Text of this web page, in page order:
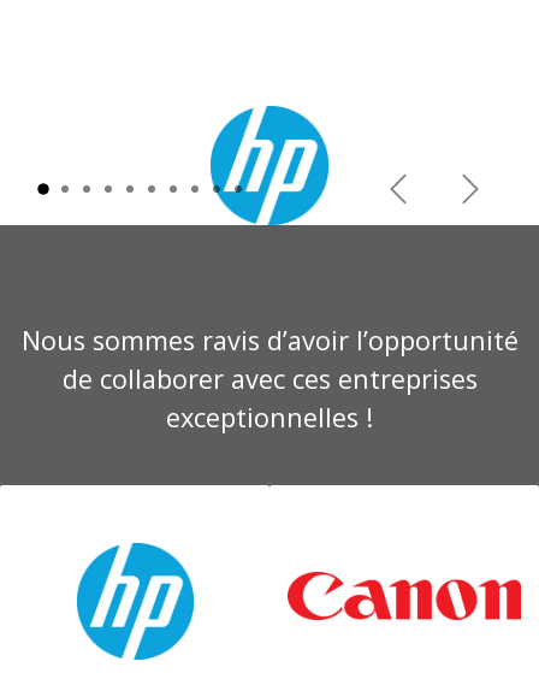
PrécédentSuivant
Nous sommes ravis d’avoir l’opportunité
de collaborer avec ces entreprises
exceptionnelles !